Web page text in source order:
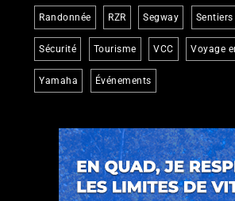
Randonnée RZR Segway Sentiers
Sécurité Tourisme VCC Voyage
Yamaha Événements